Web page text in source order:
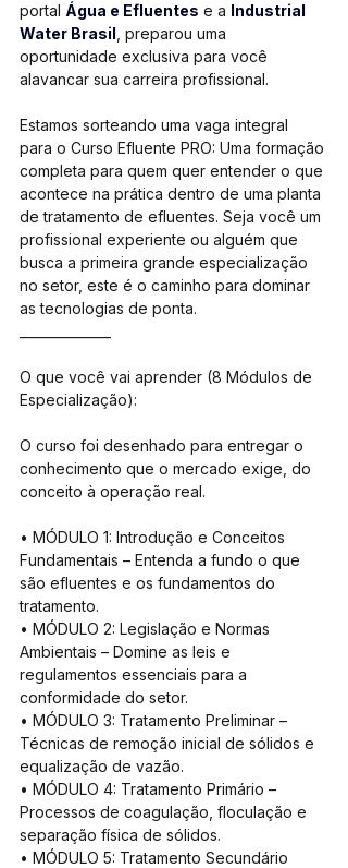
portal Água e Efluentes e a Industrial
Water Brasil , preparou uma
oportunidade exclusiva para você
alavancar sua carreira profissional.
Estamos sorteando uma vaga integral
para o Curso Efluente PRO: Uma formação
completa para quem quer entender o que
acontece na prática dentro de uma planta
de tratamento de efluentes. Seja você um
profissional experiente ou alguém que
busca a primeira grande especialização
no setor, este é o caminho para dominar
as tecnologias de ponta.
O que você vai aprender (8 Módulos de
Especialização):
O curso foi desenhado para entregar o
conhecimento que o mercado exige, do
conceito à operação real.
• MÓDULO 1: Introdução e Conceitos
Fundamentais – Entenda a fundo o que
são efluentes e os fundamentos do
tratamento.
• MÓDULO 2: Legislação e Normas
Ambientais – Domine as leis e
regulamentos essenciais para a
conformidade do setor.
• MÓDULO 3: Tratamento Preliminar –
Técnicas de remoção inicial de sólidos e
equalização de vazão.
• MÓDULO 4: Tratamento Primário –
Processos de coagulação, floculação e
separação física de sólidos.
• MÓDULO 5: Tratamento Secundário